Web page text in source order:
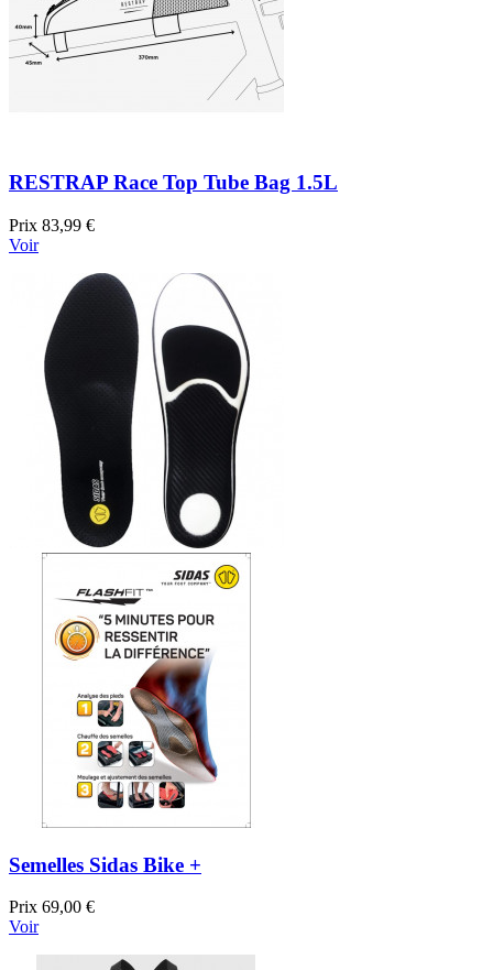
RESTRAP Race Top Tube Bag 1.5L
Prix 83,99 €
Voir
Semelles Sidas Bike +
Prix 69,00 €
Voir